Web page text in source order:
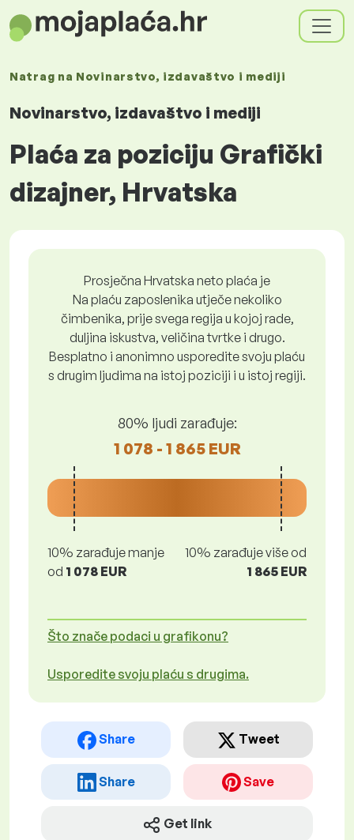
Natrag na Novinarstvo, izdavaštvo i mediji
Novinarstvo, izdavaštvo i mediji
Plaća za poziciju Grafički
dizajner, Hrvatska
Prosječna Hrvatska neto plaća je
Na plaću zaposlenika utječe nekoliko
čimbenika, prije svega regija u kojoj rade,
duljina iskustva, veličina tvrtke i drugo.
Besplatno i anonimno usporedite svoju plaću
s drugim ljudima na istoj poziciji i u istoj regiji.
80% ljudi zarađuje:
1 078 - 1 865 EUR
10% zarađuje manje
od 1 078 EUR
10% zarađuje više od
1 865 EUR
Što znače podaci u grafikonu?
Usporedite svoju plaću s drugima.
Share Tweet
Share Save
Get link